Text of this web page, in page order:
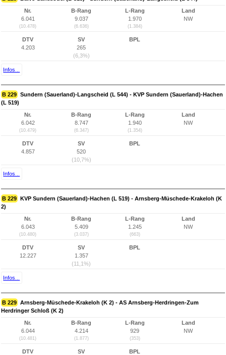
Nr.
6.041
(10.478)
B-Rang
9.037
(6.636)
L-Rang
1.970
(1.384)
Land
NW
DTV
4.203
SV
265
(6,3%)
BPL
Infos...
B 229 Sundern (Sauerland)-Langscheid (L 544) - KVP Sundern (Sauerland)-Hachen
(L 519)
Nr.
6.042
(10.479)
B-Rang
8.747
(6.347)
L-Rang
1.940
(1.354)
Land
NW
DTV
4.857
SV
520
(10,7%)
BPL
Infos...
B 229 KVP Sundern (Sauerland)-Hachen (L 519) - Arnsberg-Müschede-Krakeloh (K
2)
Nr.
6.043
(10.480)
B-Rang
5.409
(3.037)
L-Rang
1.245
(663)
Land
NW
DTV
12.227
SV
1.357
(11,1%)
BPL
Infos...
B 229 Arnsberg-Müschede-Krakeloh (K 2) - AS Arnsberg-Herdringen-Zum
Herdringer Schloß (K 2)
Nr.
6.044
(10.481)
B-Rang
4.214
(1.877)
L-Rang
929
(353)
Land
NW
DTV
SV
BPL